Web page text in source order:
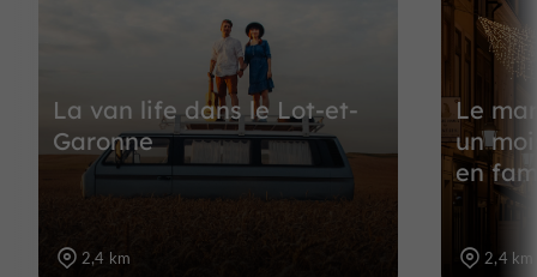
La van life dans le Lot-et-
Garonne
2,4 km
Le
un
en
2,4 km